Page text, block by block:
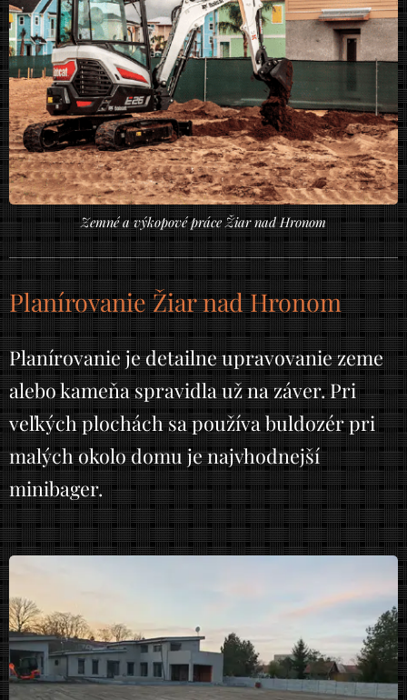
Zemné a výkopové práce Žiar nad Hronom
Planírovanie Žiar nad Hronom
Planírovanie je detailne upravovanie zeme
alebo kameňa spravidla už na záver. Pri
veľkých plochách sa používa buldozér pri
malých okolo domu je najvhodnejší
minibager.